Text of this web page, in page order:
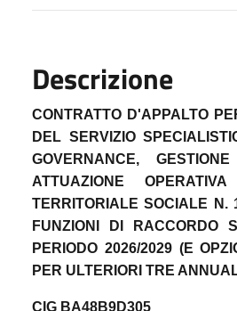
Descrizione
CONTRATTO D'APPALTO
DEL SERVIZIO
GOVERNANCE,
ATTUAZIONE
TERRITORIALE SOCIALE N.
FUNZIONI DI RACCORDO
PERIODO 2026/2029 (E
PER ULTERIORI TRE
CIG BA48B9D305